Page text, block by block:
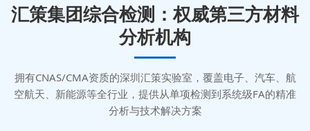
汇策集团综合检测：权威第三方材料
分析机构
拥有CNAS/CMA资质的深圳汇策实验室，覆盖电子、汽车、航
空航天、新能源等全行业，提供从单项检测到系统级FA的精准
分析与技术解决方案